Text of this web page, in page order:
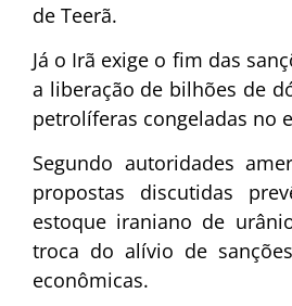
de Teerã.
Já o Irã exige o fim das
a liberação de bilhões de
petrolíferas congeladas no
Segundo autoridades
propostas discutidas
estoque iraniano de
troca do alívio de
econômicas.